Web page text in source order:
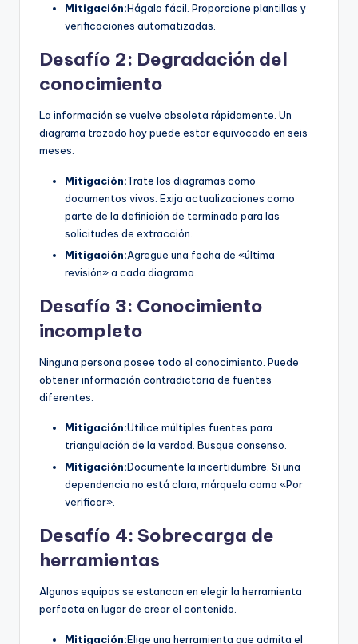
Mitigación:Hágalo fácil. Proporcione plantillas y
verificaciones automatizadas.
Desafío 2: Degradación del
conocimiento
La información se vuelve obsoleta rápidamente. Un
diagrama trazado hoy puede estar equivocado en seis
meses.
Mitigación:Trate los diagramas como
documentos vivos. Exija actualizaciones como
parte de la definición de terminado para las
solicitudes de extracción.
Mitigación:Agregue una fecha de «última
revisión» a cada diagrama.
Desafío 3: Conocimiento
incompleto
Ninguna persona posee todo el conocimiento. Puede
obtener información contradictoria de fuentes
diferentes.
Mitigación:Utilice múltiples fuentes para
triangulación de la verdad. Busque consenso.
Mitigación:Documente la incertidumbre. Si una
dependencia no está clara, márquela como «Por
verificar».
Desafío 4: Sobrecarga de
herramientas
Algunos equipos se estancan en elegir la herramienta
perfecta en lugar de crear el contenido.
Mitigación:Elige una herramienta que admita el